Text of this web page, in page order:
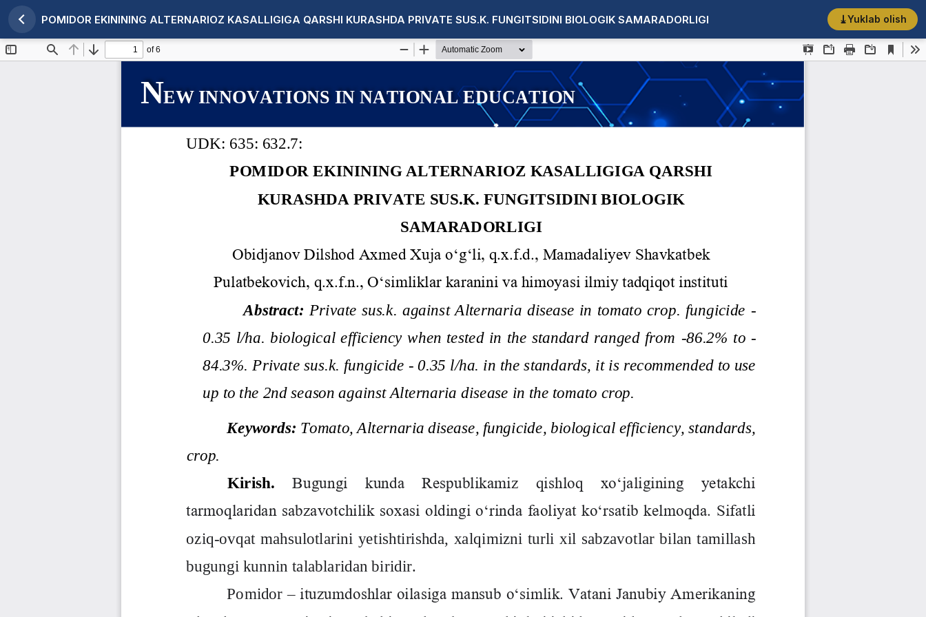
Maqola tafsilotlariga qaytish
POMIDOR EKININING ALTERNARIOZ KASALLIGIGA QARSHI KURASHDA PRIVATE SUS.K. FUNGITSIDINI BIOLOGIK SAMARADORLIGI Yuklab olish
PDF yuklab olish
Jurnal Yordamchisi